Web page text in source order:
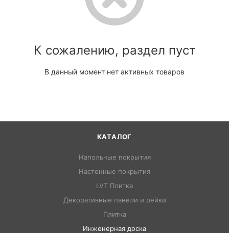
К сожалению, раздел пуст
В данный момент нет активных товаров
КАТАЛОГ
Напольные покрытия
Настенные покрытия
LVT Плитка
Декоративные панели и рейки
Плитка
Инженерная доска